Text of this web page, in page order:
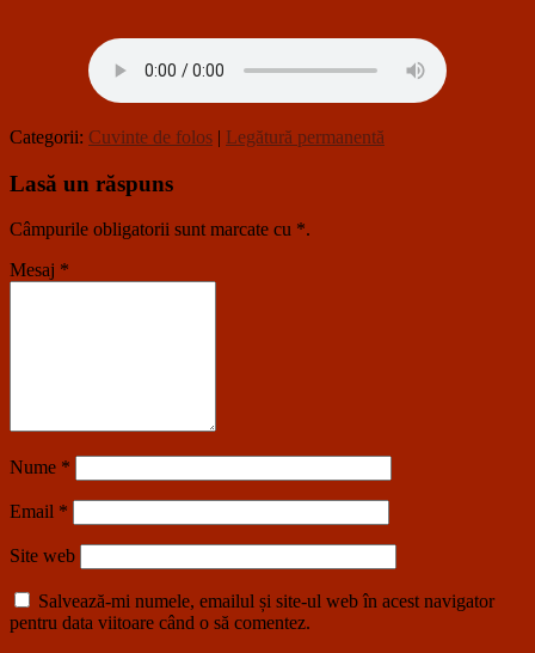
Categorii: Cuvinte de folos | Legătură permanentă
Lasă un răspuns
Câmpurile obligatorii sunt marcate cu *.
Mesaj *
Nume *
Email *
Site web
Salvează-mi numele, emailul și site-ul web în acest navigator
pentru data viitoare când o să comentez.